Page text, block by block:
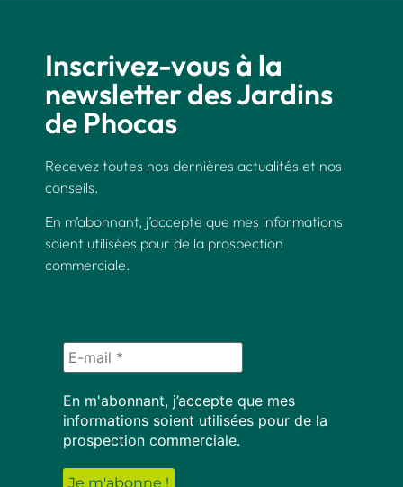
Inscrivez-vous à la
newsletter des Jardins
de Phocas
Recevez toutes nos dernières actualités et nos
conseils.
En m’abonnant, j’accepte que mes informations
soient utilisées pour de la prospection
commerciale.
En m'abonnant, j’accepte que mes
informations soient utilisées pour de la
prospection commerciale.